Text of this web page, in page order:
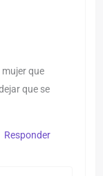
que
que se
Responder